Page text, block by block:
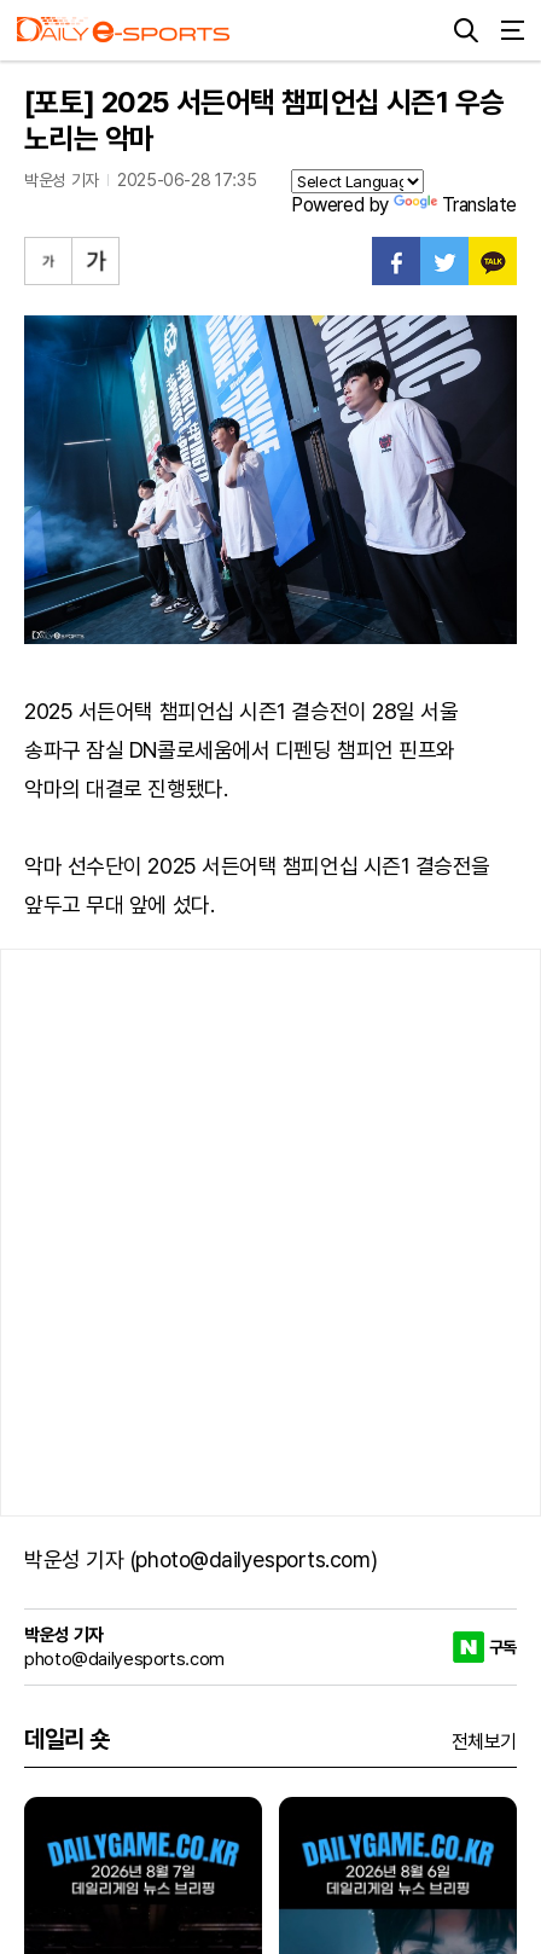
[포토] 2025 서든어택 챔피언십 시즌1 우승
노리는 악마
박운성 기자 2025-06-28 17:35
Powered by Translate
2025 서든어택 챔피언십 시즌1 결승전이 28일 서울
송파구 잠실 DN콜로세움에서 디펜딩 챔피언 핀프와
악마의 대결로 진행됐다.
악마 선수단이 2025 서든어택 챔피언십 시즌1 결승전을
앞두고 무대 앞에 섰다.
박운성 기자 (photo@dailyesports.com)
박운성 기자
photo@dailyesports.com
구독
데일리 숏 전체보기